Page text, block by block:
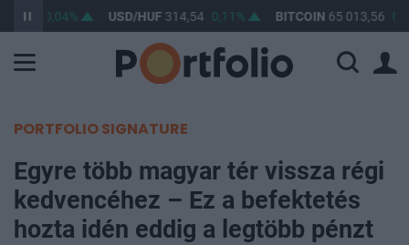
0,04% USD/HUF314,54 0,11% BITCOIN65 013,56
PORTFOLIO SIGNATURE
Egyre több magyar tér vissza régi
kedvencéhez – Ez a befektetés
hozta idén eddig a legtöbb pénzt